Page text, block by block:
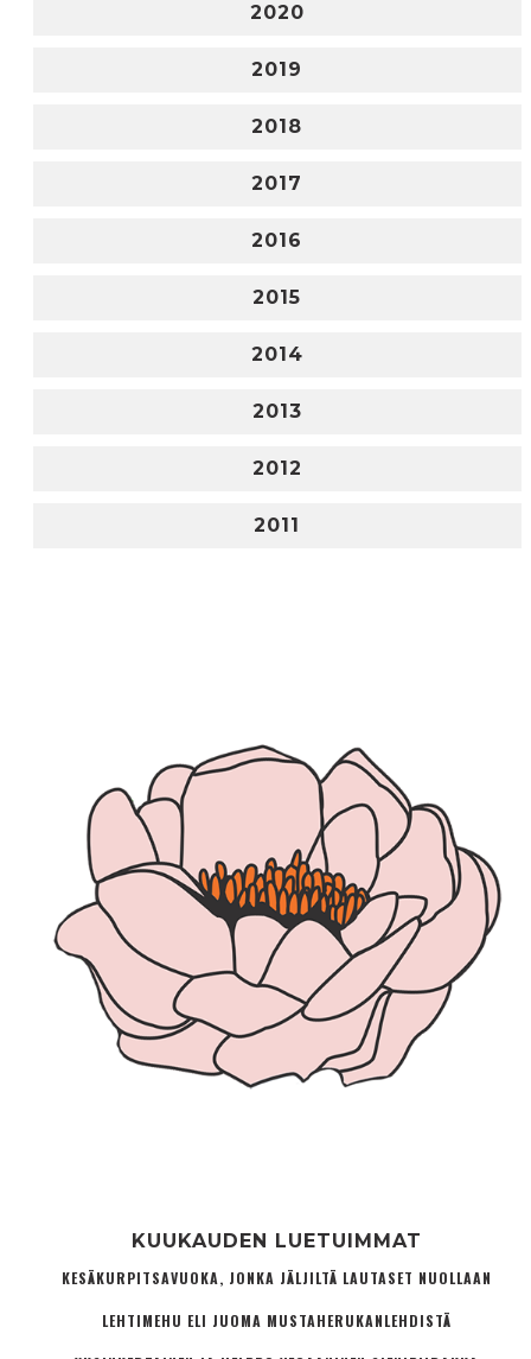
2020
2019
2018
2017
2016
2015
2014
2013
2012
2011
KUUKAUDEN LUETUIMMAT
KESÄKURPITSAVUOKA, JONKA JÄLJILTÄ LAUTASET NUOLLAAN
LEHTIMEHU ELI JUOMA MUSTAHERUKANLEHDISTÄ